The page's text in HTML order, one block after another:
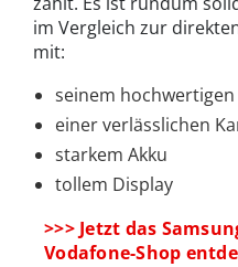
im Vergleich zur
mit:
seinem
einer verlässlichen
starkem Akku
tollem Display
>>> Jetzt das
Vodafone-Shop